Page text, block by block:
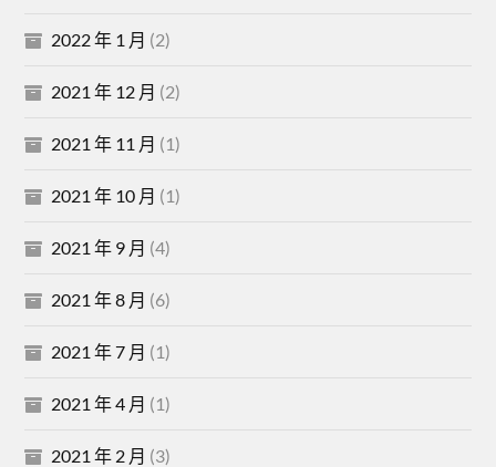
2022 年 1 月 (2)
2021 年 12 月 (2)
2021 年 11 月 (1)
2021 年 10 月 (1)
2021 年 9 月 (4)
2021 年 8 月 (6)
2021 年 7 月 (1)
2021 年 4 月 (1)
2021 年 2 月 (3)